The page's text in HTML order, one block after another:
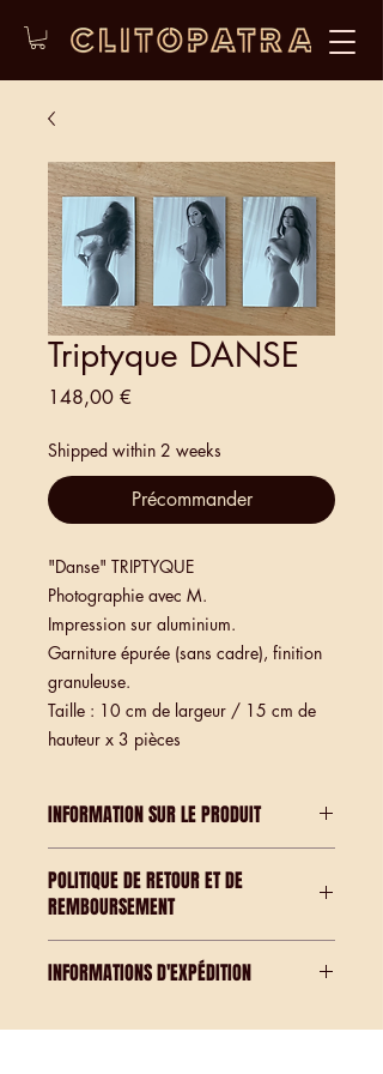
Triptyque DANSE
148,00 €Prix
Shipped within 2 weeks
Précommander
"Danse" TRIPTYQUE
Photographie avec M.
Impression sur aluminium.
Garniture épurée (sans cadre), finition
granuleuse.
Taille : 10 cm de largeur / 15 cm de
hauteur x 3 pièces
INFORMATION SUR LE PRODUIT
Chaque pièce est signée et numérotée.
Remarque :Vous pouvez demander
d'autres options de triptyques basées
sur mes photos existantes sur le site
POLITIQUE DE RETOUR ET DE
REMBOURSEMENT
Avant d'envoyer les pièces, je vérifie
INFORMATIONS D'EXPÉDITION